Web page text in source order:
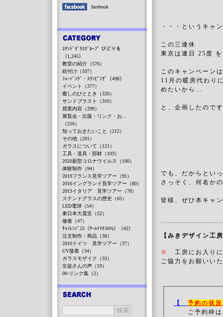
・・・というキャ
この三連休
東京は連日 25度
このキャンペーンは
11月の暖房代わり
めたいから…
と、企画したので
でも、だからとい
さっそく、何名か
皆様、ぜひ本キャ
【みきデザイン工
※ 工房にお入り
ご協力をお願いい
【 予約の状況
ご予約枠は
facebook
ｽﾃﾝﾄﾞｸﾞﾗｽｸﾞﾙｰﾌﾟ びどりを
（1,245）
教室の紹介（576）
絵付け（507）
ﾌｭｰｼﾞﾝｸﾞ・ｽﾗﾝﾋﾟﾝｸﾞ（498）
イベント（377）
癒しのひととき（326）
サンドブラスト（310）
授業内容（299）
展覧会・出版・リンク・お...
（216）
知っておきたいこと（212）
その他（201）
ガラスについて（121）
工具・道具・部材（103）
2020新型コロナウイルス（100）
体験制作（94）
2019フランス見学ツアー（91）
2016イングランド見学ツアー（80）
2013イタリア 見学ツアー（78）
ステンドグラスの歴史（65）
LED電球（54）
東日本大震災（52）
修復（47）
ﾁｬﾝﾚﾝｼﾞ25（ﾁｰﾑﾏｲﾅｽ6%）（42）
注文制作・商品（38）
2010ドイツ 見学ツアー（37）
UV接着（34）
ガラスモザイク（33）
生徒さんの声（19）
00-リンク集（2）